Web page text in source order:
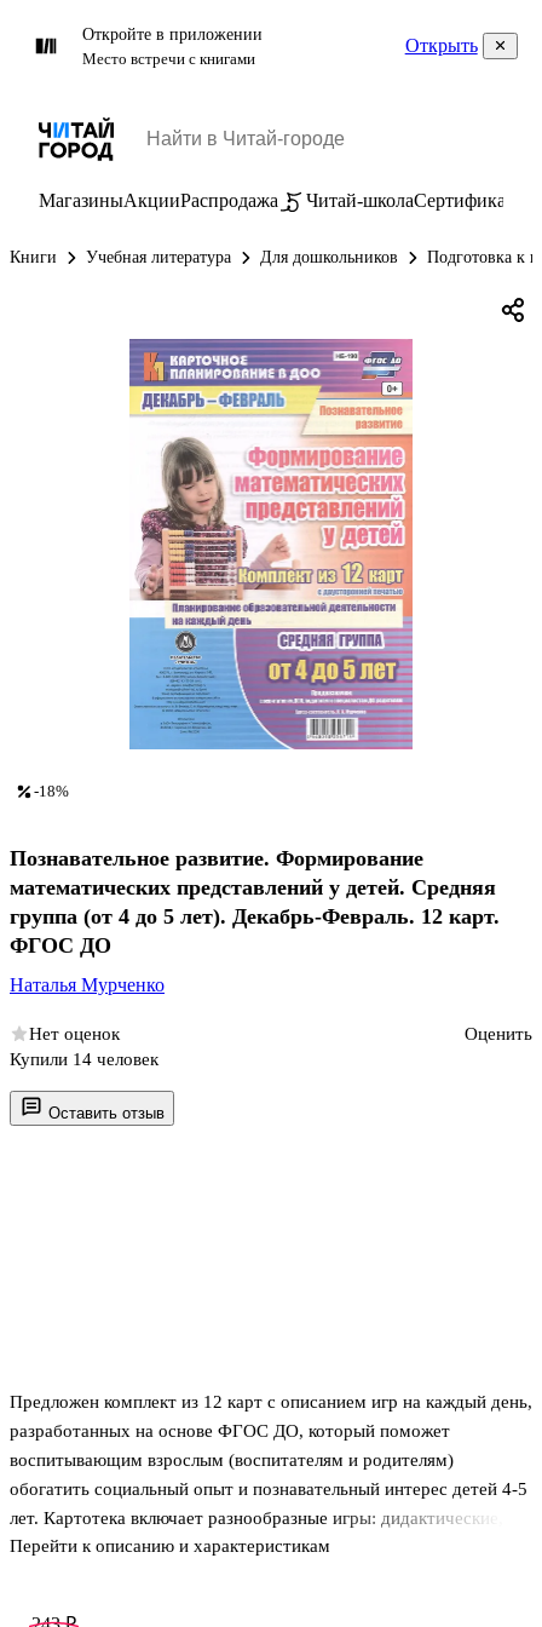
Откройте в приложении
Место встречи с книгами
Открыть
МагазиныАкцииРаспродажа Читай-школаСертификаты
Книги Учебная литература Для дошкольников Подготовка к
Оставить отзыв
Предложен комплект из 12 карт с описанием игр на каждый день,
разработанных на основе ФГОС ДО, который поможет
воспитывающим взрослым (воспитателям и родителям)
обогатить социальный опыт и познавательный интерес детей 4-5
лет. Картотека включает разнообразные игры: дидактические,
сюжетно-ролевые, строительно-конструктивные, подвижные
Перейти к описанию и характеристикам
-18%
Познавательное развитие. Формирование
математических представлений у детей. Средняя
группа (от 4 до 5 лет). Декабрь-Февраль. 12 карт.
ФГОС ДО
Наталья Мурченко
Нет оценок
Оценить
Купили 14 человек